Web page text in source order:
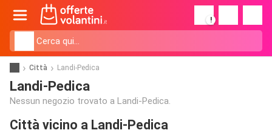
!
Città Landi-Pedica
Landi-Pedica
Nessun negozio trovato a Landi-Pedica.
Città vicino a Landi-Pedica